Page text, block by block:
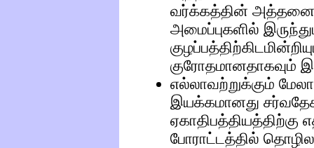
வர்க்கத்தின் அத்தனை
அமைப்புகளில்
குரோதமானதாகவும்
எல்லாவற்றுக்கும்
இயக்கமானது
ஏகாதிபத்தியத்திற்கு
போராட்டத்தில்